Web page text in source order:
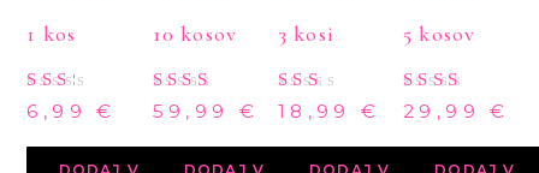
1 kos
Oce
nje
no
2.3
6,99€
10 kosov
Oce
njen
o
2.88
59,99€
3 kosi
Oc
enj
eno
2.2
18,99€
5 kosov
Oce
njen
o
2.80
29,99€